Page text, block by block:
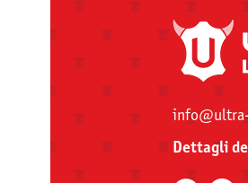
Dettagli